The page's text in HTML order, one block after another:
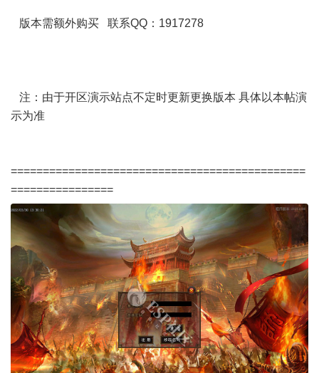
版本需额外购买 联系QQ：1917278
注：由于开区演示站点不定时更新更换版本 具体以本帖演
示为准
==============================================
================